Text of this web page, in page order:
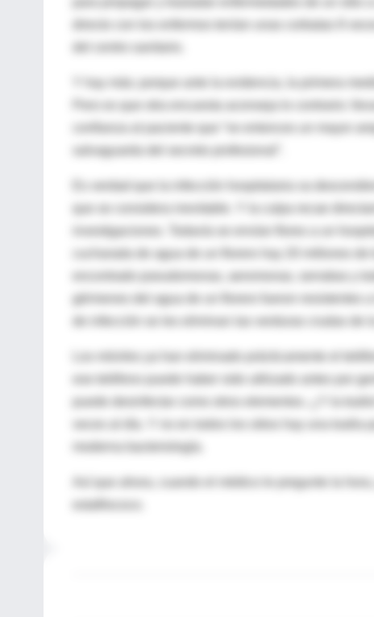
directo con los enfermos tenían unas corbatas 8
Y hay más; porque ante la evidencia, la primera
confianza al paciente que “ve entonces un mayor
salvaguarda del secreto profesional”.
Es verdad que la infección hospitalaria va
que se considera inevitable. Y la culpa recae
investigaciones. Todavía se envían flores a un
cucharada de agua de un florero hay 20 millones
gérmenes del agua de un florero fueron resistentes
de infección se les eliminan las verduras crudas de
ese teléfono puede haber sido utilizado antes por
moderna bacteriología.
Así que ahora, cuando el médico le pregunte la